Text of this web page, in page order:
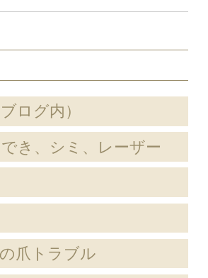
ログ内）
き、シミ、レーザー
爪トラブル